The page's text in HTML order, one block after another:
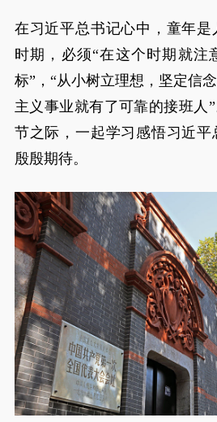
在习近平总书记心中，童年
时期，必须“在这个时期就注
标”，“从小树立理想，坚定信
主义事业就有了可靠的接班人
节之际，一起学习感悟习近
殷殷期待。